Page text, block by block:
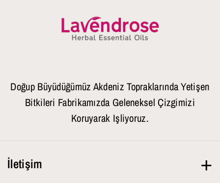
Doğup Büyüdüğümüz Akdeniz Topraklarında Yetişen
Bitkileri Fabrikamızda Geleneksel Çizgimizi
Koruyarak Işliyoruz.
İletişim